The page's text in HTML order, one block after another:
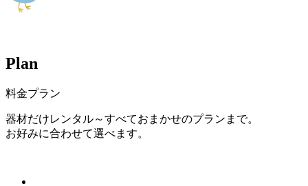
Plan
料金プラン
器材だけレンタル～すべておまかせのプランまで。
お好みに合わせて選べます。